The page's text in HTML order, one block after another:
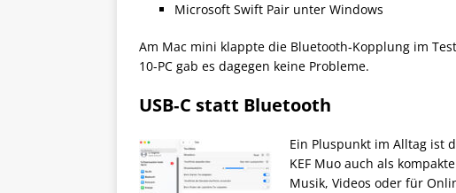
Microsoft Swift Pair unter Windows
Am Mac mini klappte die Bluetooth‑Kopplung im
10-PC gab es dagegen keine Probleme.
USB‑C statt Bluetooth
Ein Pluspunkt im Alltag ist
KEF Muo auch als
Musik, Videos oder für